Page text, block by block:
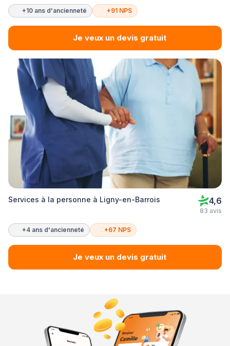
+10 ans d'ancienneté +91 NPS
Je veux un devis gratuit
Services à la personne à Ligny-en-Barrois 4,6
83 avis
+4 ans d'ancienneté +67 NPS
Je veux un devis gratuit